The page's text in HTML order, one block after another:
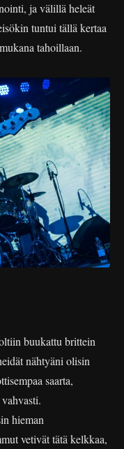
ja välillä heleät
tuntui tällä kertaa
tahoillaan.
buukattu brittein
nähtyäni olisin
saarta,
hieman
vetivät tätä kelkkaa,